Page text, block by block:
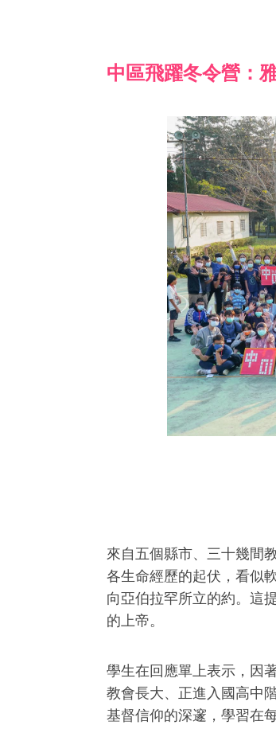
中區飛躍冬令營：
來自五個縣市、三十幾間
各生命經歷的起伏，看似
向亞伯拉罕所立的約。這
的上帝。
學生在回應單上表示，因
教會長大、正進入國高中
基督信仰的深邃，學習在